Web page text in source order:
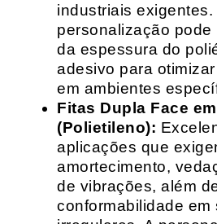
industriais exigentes.
personalização pode
da espessura do
adesivo para
em ambientes
Fitas Dupla Face
(Polietileno):
aplicações que
amortecimento,
de vibrações, além
conformabilidade em